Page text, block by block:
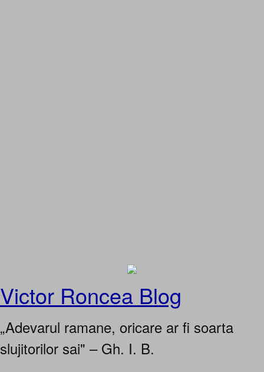
Victor Roncea Blog
„Adevarul ramane, oricare ar fi soarta
slujitorilor sai" – Gh. I. B.